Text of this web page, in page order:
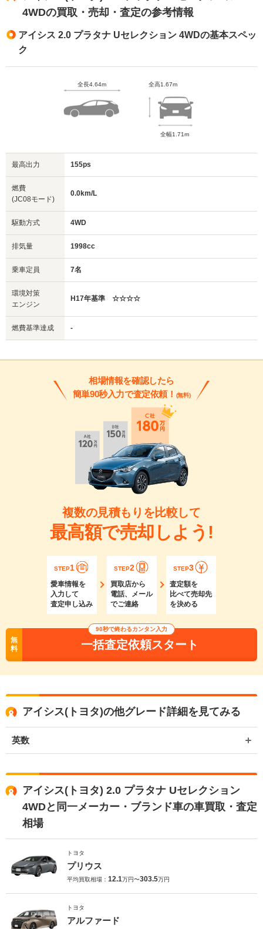
4WDの買取・売却・査定の参考情報
アイシス 2.0 プラタナ Uセレクション 4WDの基本スペッ
ク
全長4.64m 全高1.67m
全幅1.71m
最高出力 155ps
燃費
(JC08モード)
0.0km/L
駆動方式 4WD
排気量 1998cc
乗車定員 7名
環境対策
エンジン
H17年基準 ☆☆☆☆
燃費基準達成 -
相場情報を確認したら
簡単90秒入力で査定依頼！ (無料)
複数の見積もりを比較して
最高額で売却しよう!
STEP1
愛車情報を
入力して
査定申し込み
STEP2
買取店から
電話、メール
でご連絡
STEP3
査定額を
比べて売却先
を決める
無
料
90秒で終わるカンタン入力
一括査定依頼スタート
アイシス(トヨタ)の他グレード詳細を見てみる
英数
アイシス(トヨタ) 2.0 プラタナ Uセレクション
4WDと同一メーカー・ブランド車の車買取・査定
相場
トヨタ
プリウス
平均買取相場： 12.1万円〜303.5万円
トヨタ
アルファード